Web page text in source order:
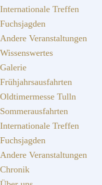
Internationale Treffen
Fuchsjagden
Andere Veranstaltungen
Wissenswertes
Galerie
Frühjahrsausfahrten
Oldtimermesse Tulln
Sommerausfahrten
Internationale Treffen
Fuchsjagden
Andere Veranstaltungen
Chronik